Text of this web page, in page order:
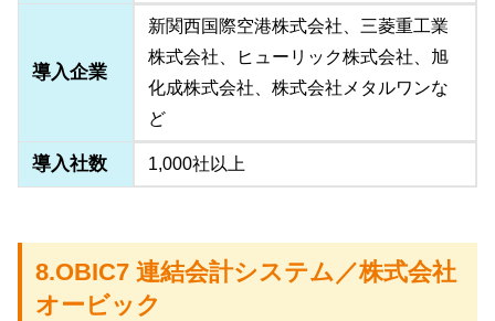
導入企業
新関西国際空港株式会社、三菱重工業
株式会社、ヒューリック株式会社、旭
化成株式会社、株式会社メタルワンな
ど
導入社数 1,000社以上
8.OBIC7 連結会計システム／株式会社
オービック